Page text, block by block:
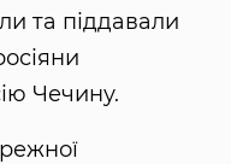
та піддавали
Чечину.